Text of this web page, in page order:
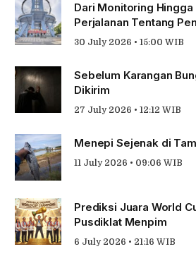
Dari Monitoring
Perjalanan Tentang
30 July 2026 • 15:00 WIB
Sebelum Karangan
Dikirim
27 July 2026 • 12:12 WIB
Menepi Sejenak di
11 July 2026 • 09:06 WIB
Prediksi Juara World
Pusdiklat Menpim
6 July 2026 • 21:16 WIB